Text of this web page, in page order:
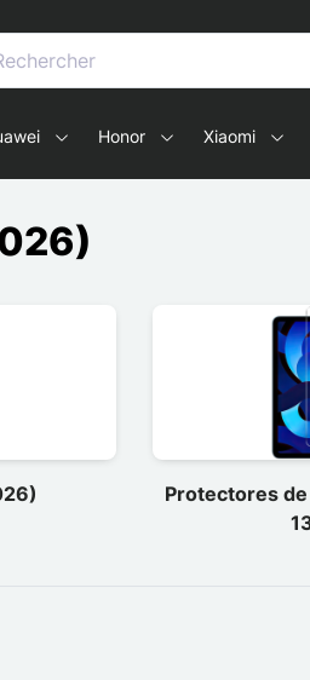
smartphones y tablets
Honor Xiaomi
Protectores